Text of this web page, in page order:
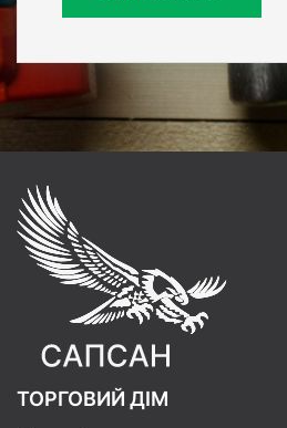
ТОРГОВИЙ ДІМ